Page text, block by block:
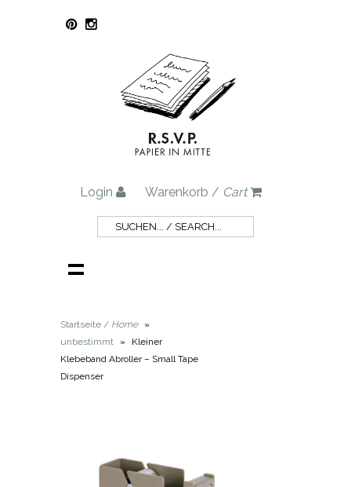
Login Warenkorb / Cart
Startseite / Home
»
unbestimmt
»
Kleiner
Klebeband Abroller – Small Tape
Dispenser